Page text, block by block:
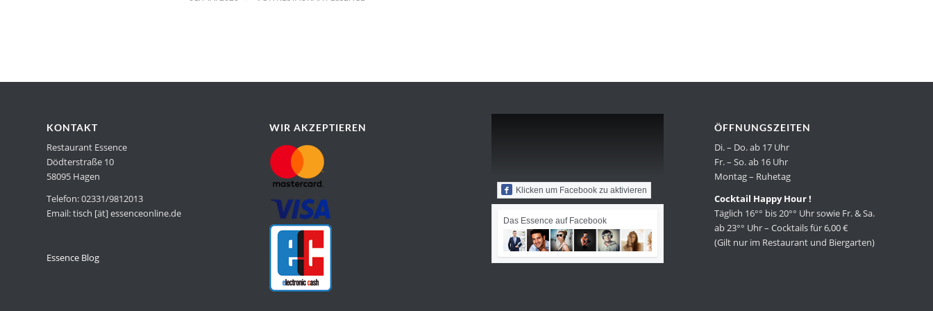
KONTAKT
Restaurant Essence
Dödterstraße 10
58095 Hagen
Telefon: 02331/9812013
Email: tisch [ät] essenceonline.de
Essence Blog
WIR AKZEPTIEREN
Klicken um Facebook zu aktivieren
Das Essence auf Facebook
ÖFFNUNGSZEITEN
Di. – Do. ab 17 Uhr
Fr. – So. ab 16 Uhr
Montag – Ruhetag
Cocktail Happy Hour !
Täglich 16°° bis 20°° Uhr sowie Fr. & Sa.
ab 23°° Uhr – Cocktails für 6,00 €
(Gilt nur im Restaurant und Biergarten)